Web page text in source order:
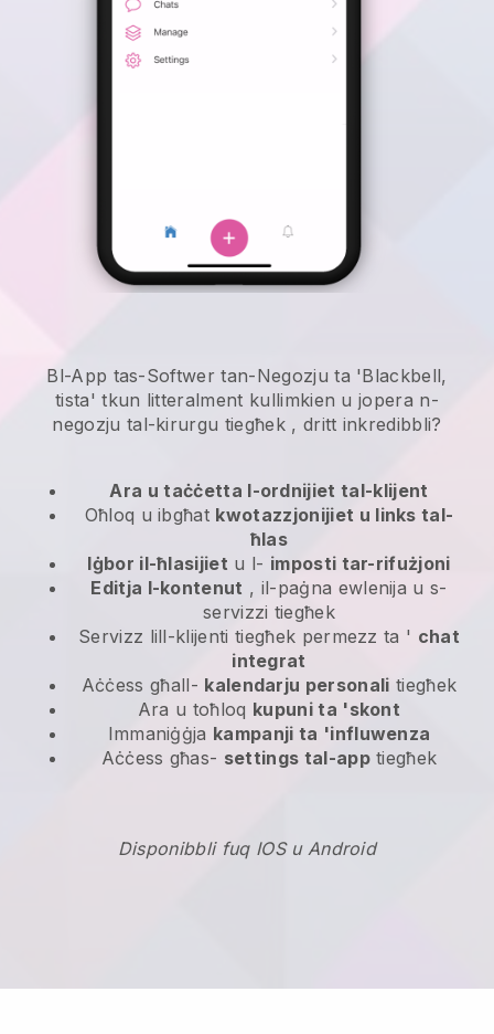
Bl-App tas-Softwer tan-Negozju ta 'Blackbell,
tista' tkun litteralment kullimkien ujopera n-
negozju tal-kirurgu tiegħek, dritt inkredibbli?
Ara u taċċetta l-ordnijiet tal-klijent
Oħloq u ibgħat kwotazzjonijiet u links tal-
ħlas
Iġbor il-ħlasijiet u l- imposti tar-rifużjoni
Editja l-kontenut , il-paġna ewlenija u s-
servizzi tiegħek
Servizz lill-klijenti tiegħek permezz ta ' chat
integrat
Aċċess għall- kalendarju personali tiegħek
Ara u toħloq kupuni ta 'skont
Immaniġġja kampanji ta 'influwenza
Aċċess għas- settings tal-apptiegħek
Disponibbli fuq IOS u Android